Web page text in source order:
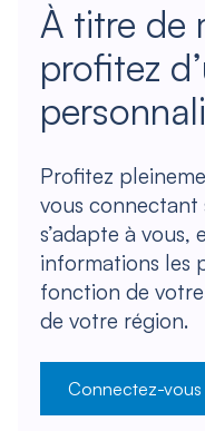
À titre de
profitez
Profitez
vous connectant
s’adapte à vous,
informations les
fonction de
de votre région.
Connectez-vous